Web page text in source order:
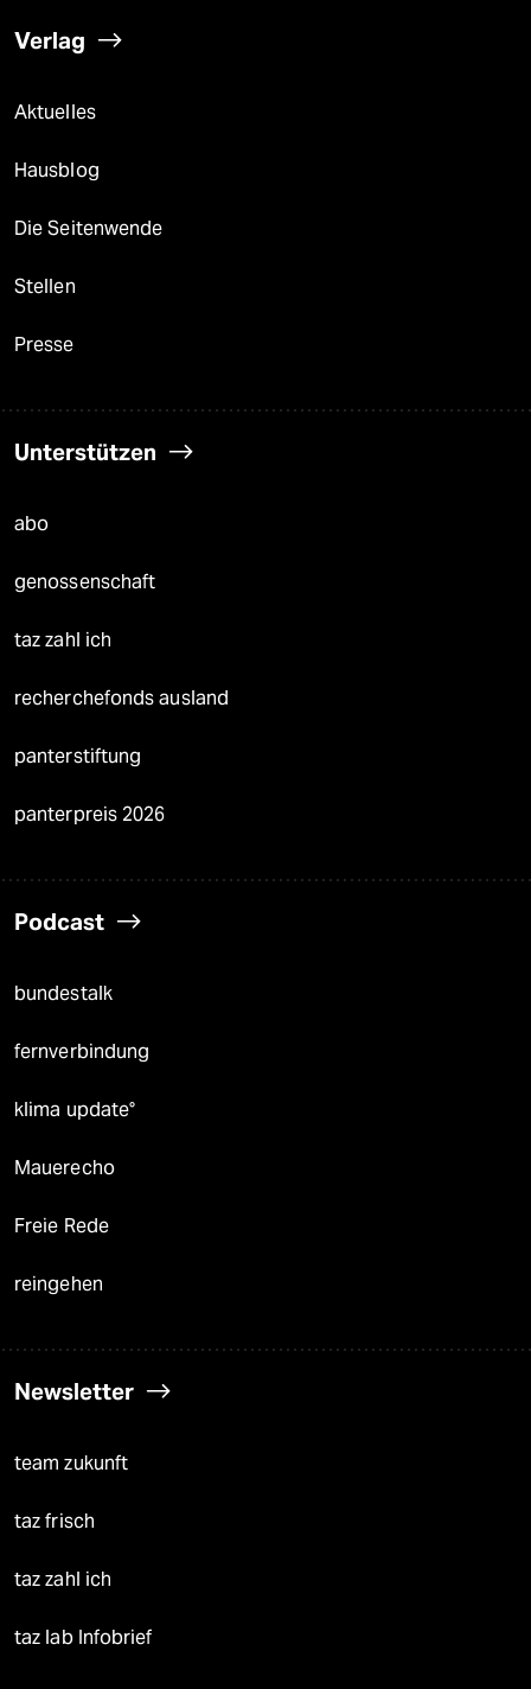
Verlag
Aktuelles
Hausblog
Die Seitenwende
Stellen
Presse
Unterstützen
abo
genossenschaft
taz zahl ich
recherchefonds ausland
panterstiftung
panterpreis 2026
Podcast
bundestalk
fernverbindung
klima update°
Mauerecho
Freie Rede
reingehen
Newsletter
team zukunft
taz frisch
taz zahl ich
taz lab Infobrief